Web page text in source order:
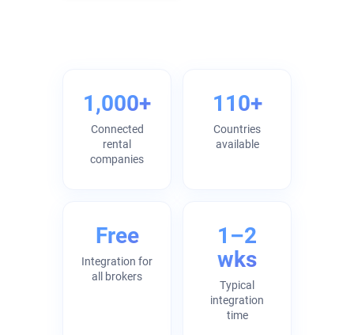
1,000+
Connected
rental
companies
110+
Countries
available
Free
Integration for
all brokers
1–2
wks
Typical
integration
time